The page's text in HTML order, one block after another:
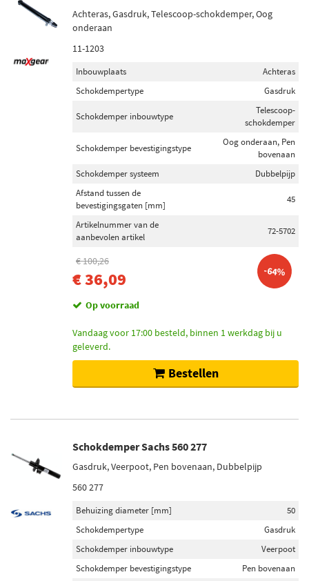
Achteras, Gasdruk, Telescoop-schokdemper, Oog
onderaan
11-1203
Inbouwplaats
Achteras
Schokdempertype
Gasdruk
Schokdemper inbouwtype
Telescoop-
schokdemper
Schokdemper bevestigingstype
Oog onderaan, Pen
bovenaan
Schokdemper systeem
Dubbelpijp
Afstand tussen de
bevestigingsgaten [mm]
45
Artikelnummer van de
aanbevolen artikel
72-5702
€ 100,26
€ 36,09 -64%
Op voorraad
Vandaag voor 17:00 besteld, binnen 1 werkdag bij u
geleverd.
Bestellen
Schokdemper Sachs 560 277
Gasdruk, Veerpoot, Pen bovenaan, Dubbelpijp
560 277
Behuizing diameter [mm]
50
Schokdempertype
Gasdruk
Schokdemper inbouwtype
Veerpoot
Schokdemper bevestigingstype
Pen bovenaan